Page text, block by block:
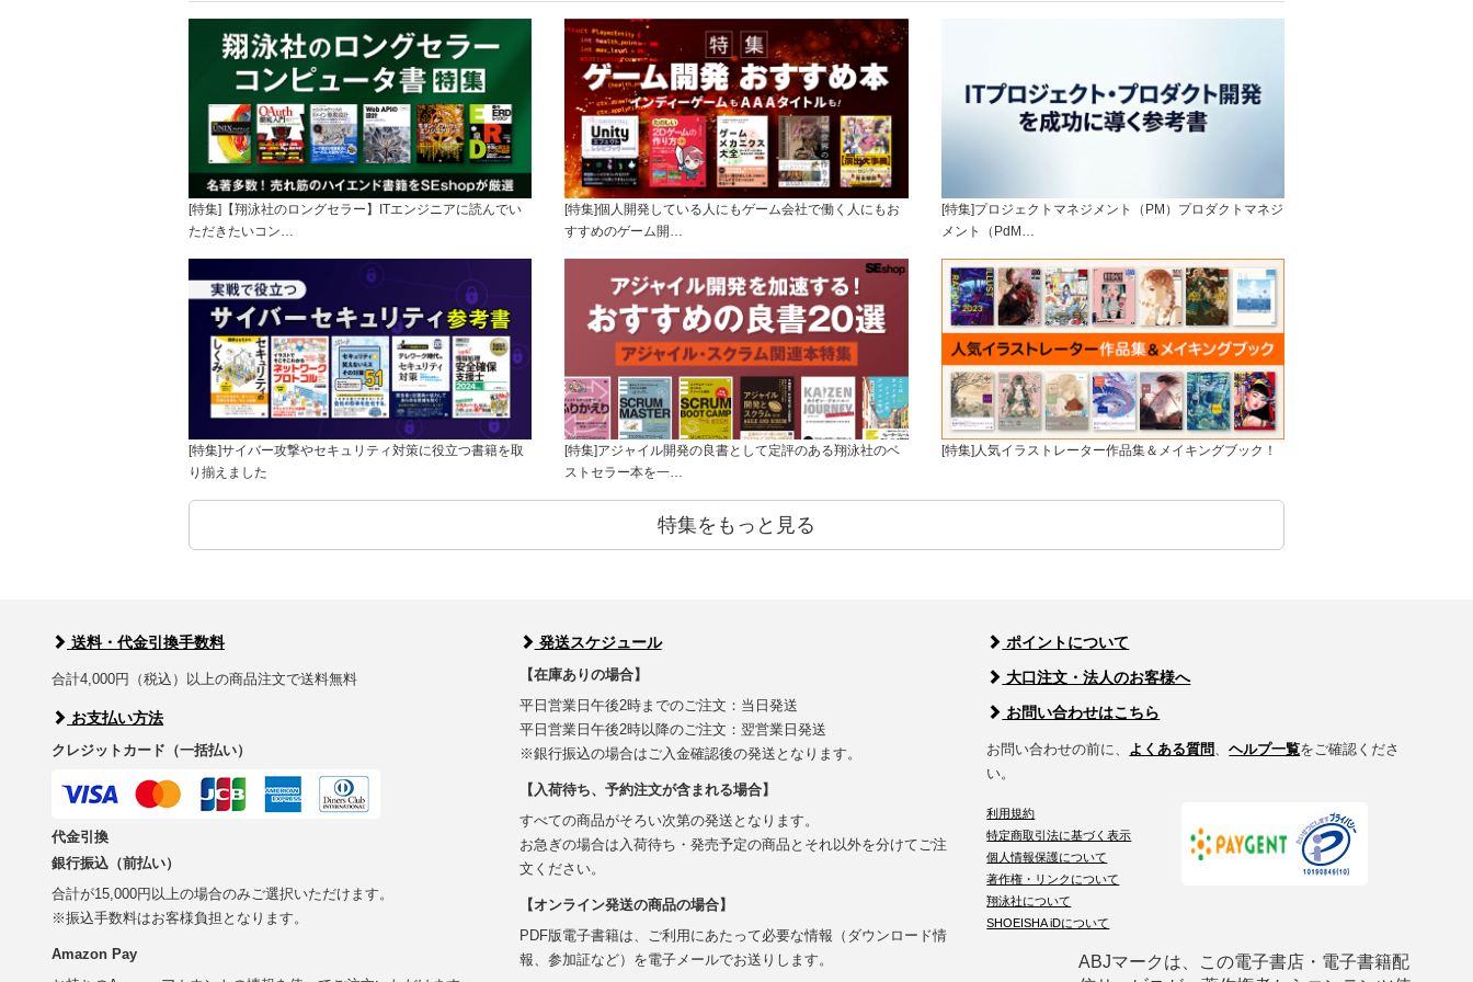
[特集]【翔泳社のロングセラー】ITエンジニアに読んでい
ただきたいコン…
[特集]個人開発している人にもゲーム会社で働く人にもお
すすめのゲーム開…
[特集]プロジェクトマネジメント（PM）プロダクトマネジ
メント（PdM…
[特集]サイバー攻撃やセキュリティ対策に役立つ書籍を取
り揃えました
[特集]アジャイル開発の良書として定評のある翔泳社のベ
ストセラー本を一…
[特集]人気イラストレーター作品集＆メイキングブック！
特集をもっと見る
送料・代金引換手数料
合計4,000円（税込）以上の商品注文で送料無料
お支払い方法
クレジットカード（一括払い）
代金引換
銀行振込（前払い）
合計が15,000円以上の場合のみご選択いただけます。
※振込手数料はお客様負担となります。
Amazon Pay
発送スケジュール
【在庫ありの場合】
平日営業日午後2時までのご注文：当日発送
平日営業日午後2時以降のご注文：翌営業日発送
※銀行振込の場合はご入金確認後の発送となります。
【入荷待ち、予約注文が含まれる場合】
すべての商品がそろい次第の発送となります。
お急ぎの場合は入荷待ち・発売予定の商品とそれ以外を分けてご注
文ください。
【オンライン発送の商品の場合】
PDF版電子書籍は、ご利用にあたって必要な情報（ダウンロード情
報、参加証など）を電子メールでお送りします。
ポイントについて
大口注文・法人のお客様へ
お問い合わせはこちら
お問い合わせの前に、 よくある質問 、ヘルプ一覧をご確認くださ
い。
利用規約
特定商取引法に基づく表示
個人情報保護について
著作権・リンクについて
翔泳社について
SHOEISHA iDについて
ABJマークは、この電子書店・電子書籍配